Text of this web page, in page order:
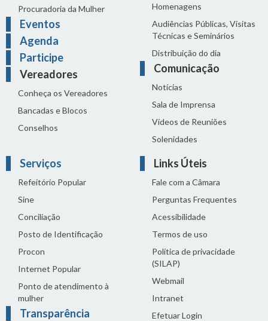
Procuradoria da Mulher
Eventos
Agenda
Participe
Vereadores
Conheça os Vereadores
Bancadas e Blocos
Conselhos
Homenagens
Audiências Públicas, Visitas
Técnicas e Seminários
Distribuição do dia
Comunicação
Notícias
Sala de Imprensa
Vídeos de Reuniões
Solenidades
Serviços
Refeitório Popular
Sine
Conciliação
Posto de Identificação
Procon
Internet Popular
Ponto de atendimento à
mulher
Transparência
Links Úteis
Fale com a Câmara
Perguntas Frequentes
Acessibilidade
Termos de uso
Política de privacidade
(SILAP)
Webmail
Intranet
Efetuar Login